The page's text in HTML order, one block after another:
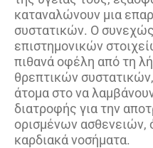
καταναλώνουν μια
συστατικών. Ο
επιστημονικών
πιθανά οφέλη από τη
θρεπτικών
άτομα στο να
διατροφής για την
ορισμένων ασθενειών,
καρδιακά νοσήματα.